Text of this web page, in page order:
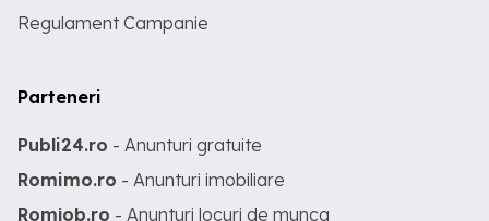
Regulament Campanie
Parteneri
Publi24.ro - Anunturi gratuite
Romimo.ro - Anunturi imobiliare
Romjob.ro - Anunturi locuri de munca